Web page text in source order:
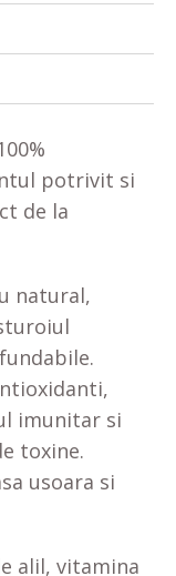
potrivit si
de la
natural,
imunitar si
toxine.
usoara si
alil, vitamina